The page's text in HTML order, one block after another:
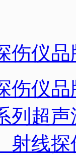
伤仪
伤仪
列超
射线